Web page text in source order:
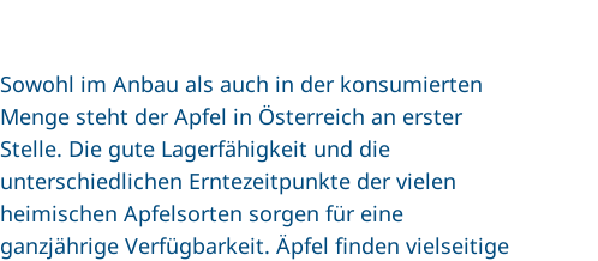
Sowohl im Anbau als auch in der konsumierten
Menge steht der Apfel in Österreich an erster
Stelle. Die gute Lagerfähigkeit und die
unterschiedlichen Erntezeitpunkte der vielen
heimischen Apfelsorten sorgen für eine
ganzjährige Verfügbarkeit. Äpfel finden vielseitige